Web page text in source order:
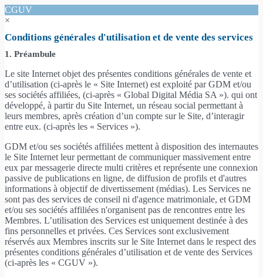
CGUV
×
Conditions générales d'utilisation et de vente des services
1. Préambule
Le site Internet objet des présentes conditions générales de vente et
d’utilisation (ci-après le « Site Internet) est exploité par GDM et/ou
ses sociétés affiliées, (ci-après « Global Digital Média SA »). qui ont
développé, à partir du Site Internet, un réseau social permettant à
leurs membres, après création d’un compte sur le Site, d’interagir
entre eux. (ci-après les « Services »).
GDM et/ou ses sociétés affiliées mettent à disposition des internautes
le Site Internet leur permettant de communiquer massivement entre
eux par messagerie directe multi critères et représente une connexion
passive de publications en ligne, de diffusion de profils et d'autres
informations à objectif de divertissement (médias). Les Services ne
sont pas des services de conseil ni d'agence matrimoniale, et GDM
et/ou ses sociétés affiliées n'organisent pas de rencontres entre les
Membres. L’utilisation des Services est uniquement destinée à des
fins personnelles et privées. Ces Services sont exclusivement
réservés aux Membres inscrits sur le Site Internet dans le respect des
présentes conditions générales d’utilisation et de vente des Services
(ci-après les « CGUV »).